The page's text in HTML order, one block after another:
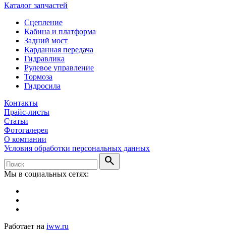
Каталог запчастей
Сцепление
Кабина и платформа
Задний мост
Карданная передача
Гидравлика
Рулевое управление
Тормоза
Гидросила
Контакты
Прайс-листы
Статьи
Фотогалерея
О компании
Условия обработки персональных данных
search
Мы в социальных сетях:
Работает на iww.ru